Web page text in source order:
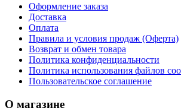
Оформление заказа
Доставка
Оплата
Правила и условия продаж (Оферта)
Возврат и обмен товара
Политика конфиденциальности
Политика использования файлов
Пользовательское соглашение
О магазине